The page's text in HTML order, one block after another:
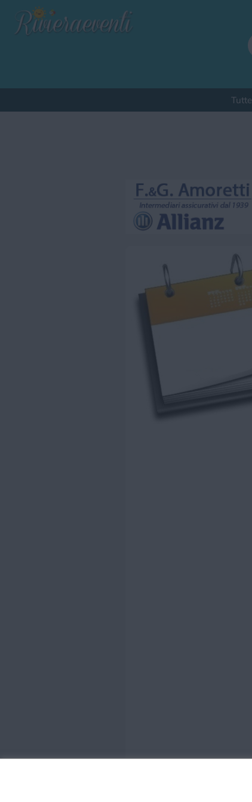
Tutte